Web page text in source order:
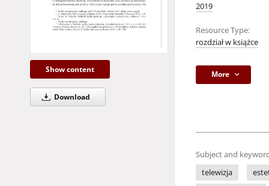
Show content
Download
2019
Resource Type:
rozdział w książce
More
Subject and
telewizja